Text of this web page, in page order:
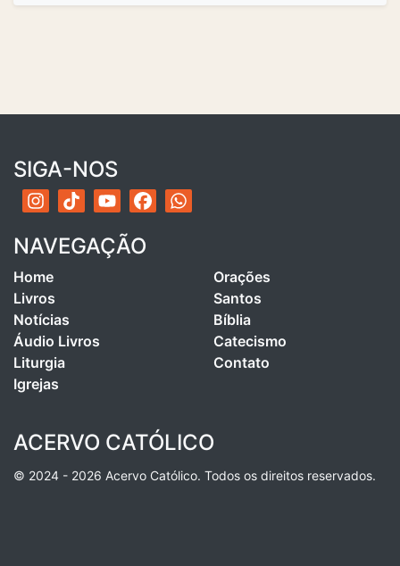
SIGA-NOS
NAVEGAÇÃO
Home
Livros
Notícias
Áudio Livros
Liturgia
Igrejas
Orações
Santos
Bíblia
Catecismo
Contato
ACERVO CATÓLICO
© 2024 - 2026 Acervo Católico. Todos os direitos reservados.